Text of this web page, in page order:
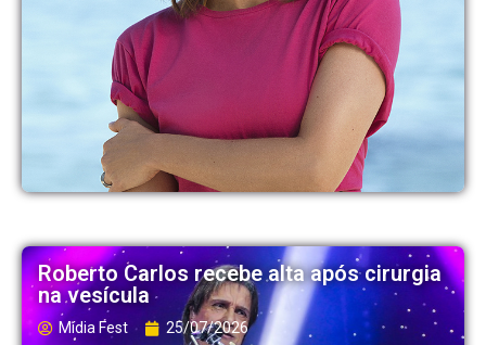
Roberto Carlos recebe alta após cirurgia
na vesícula
Mídia Fest 25/07/2026